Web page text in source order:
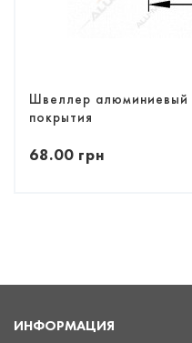
Швеллер
покрытия
68.00 грн
ИНФОРМАЦИЯ